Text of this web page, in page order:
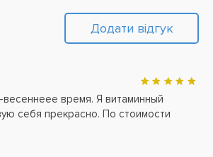
Додати відгук
время. Я витаминный
себя прекрасно. По стоимости